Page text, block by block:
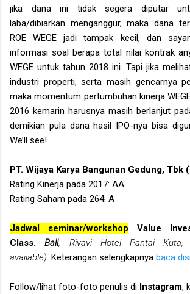
jika dana ini tidak segera diputar
laba/dibiarkan menganggur, maka dana
ROE WEGE jadi tampak kecil, dan
informasi soal berapa total nilai kontrak
WEGE untuk tahun 2018 ini. Tapi jika
industri properti, serta masih gencarnya
maka momentum pertumbuhan kinerja
2016 kemarin harusnya masih berlanjut
demikian pula dana hasil IPO-nya bisa
We’ll see!
PT. Wijaya Karya Bangunan Gedung, Tbk
Rating Kinerja pada 2017: AA
Rating Saham pada 264: A
Jadwal seminar/workshop Value
Class.Bali, Rivavi Hotel Pantai Kuta,
available). Keterangan selengkapnya baca
Follow/lihat foto-foto penulis di Instagram,